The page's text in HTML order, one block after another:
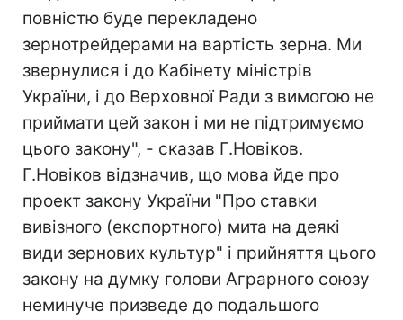
повністю буде перекладено
зернотрейдерами на вартість зерна. Ми
звернулися і до Кабінету міністрів
України, і до Верховної Ради з вимогою не
приймати цей закон і ми не підтримуємо
цього закону", - сказав Г.Новіков.
Г.Новіков відзначив, що мова йде про
проект закону України "Про ставки
вивізного (експортного) мита на деякі
види зернових культур" і прийняття цього
закону на думку голови Аграрного союзу
неминуче призведе до подальшого